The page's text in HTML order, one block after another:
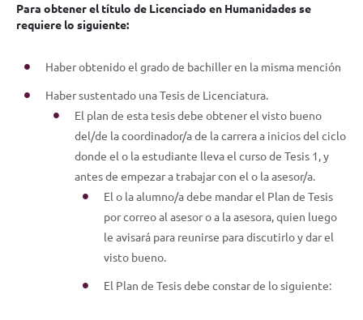
Para obtener el título de Licenciado en Humanidades se
requiere lo siguiente:
Haber obtenido el grado de bachiller en la misma mención
Haber sustentado una Tesis de Licenciatura.
El plan de esta tesis debe obtener el visto bueno
del/de la coordinador/a de la carrera a inicios del ciclo
donde el o la estudiante lleva el curso de Tesis 1, y
antes de empezar a trabajar con el o la asesor/a.
El o la alumno/a debe mandar el Plan de Tesis
por correo al asesor o a la asesora, quien luego
le avisará para reunirse para discutirlo y dar el
visto bueno.
El Plan de Tesis debe constar de lo siguiente: